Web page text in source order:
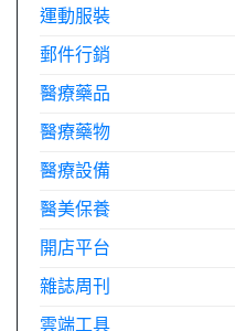
運動服裝
郵件行銷
醫療藥品
醫療藥物
醫療設備
醫美保養
開店平台
雜誌周刊
雲端工具